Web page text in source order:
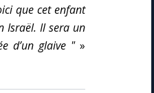
que cet enfant
Israël. Il sera un
d’un glaive "»